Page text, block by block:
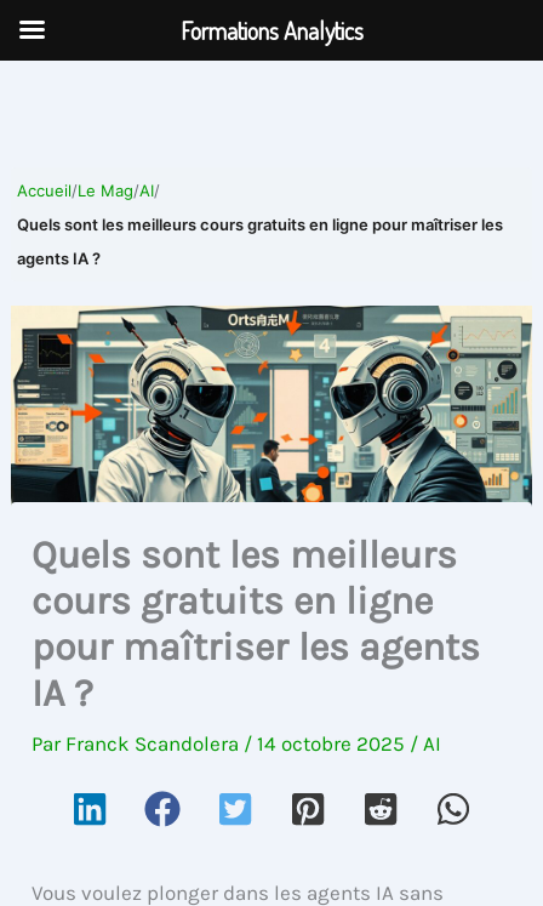
Aller
Accueil/Le Mag/AI/
Quels sont les meilleurs cours gratuits en ligne pour maîtriser les
agents IA ?
Quels sont les meilleurs
cours gratuits en ligne
pour maîtriser les agents
IA ?
Par Franck Scandolera /14 octobre 2025 /AI
Vous voulez plonger dans les agents IA sans
Formations Analytics